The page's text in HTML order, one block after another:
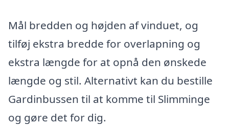
Mål bredden og højden af vinduet, og
tilføj ekstra bredde for overlapning og
ekstra længde for at opnå den ønskede
længde og stil. Alternativt kan du bestille
Gardinbussen til at komme til Slimminge
og gøre det for dig.